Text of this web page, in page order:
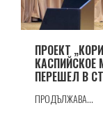
ПРОЕКТ
КАСПИЙСКОЕ
ПЕРЕШЕЛ В
ПРОДЪЛЖАВА...